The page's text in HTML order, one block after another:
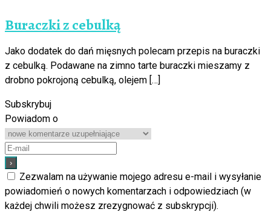
Buraczki z cebulką
Jako dodatek do dań mięsnych polecam przepis na buraczki
z cebulką. Podawane na zimno tarte buraczki mieszamy z
drobno pokrojoną cebulką, olejem […]
Subskrybuj
Powiadom o
Zezwalam na używanie mojego adresu e-mail i wysyłanie
powiadomień o nowych komentarzach i odpowiedziach (w
każdej chwili możesz zrezygnować z subskrypcji).